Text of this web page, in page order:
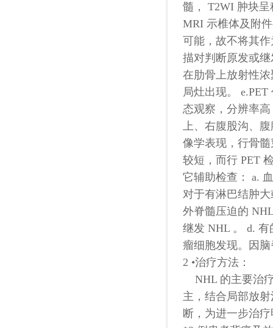
髓， T2WI 肿块
MRI 示椎体及附
可能，故不将其
描对判断原发或
在肋骨上放射性
局灶出现。
态观察，分辨率
上、右腹股沟、
像学表现，行骨
较短，而行 PET
它辅助检查： a.
对于有淋巴结肿
外脊髓压迫的
继发 NHL 。 d.
瘤细胞发现。因
2 •治疗方法：
NHL 的主要治
主，结合局部放
断，为进一步治